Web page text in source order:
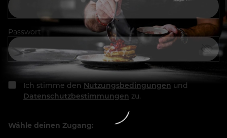
Passwort
Ich stimme den Nutzungsbedingungen und
Datenschutzbestimmungen zu.
Wähle deinen Zugang: